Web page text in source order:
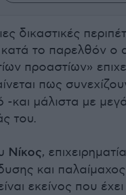
δικαστικές
κατά το παρελθόν
προαστίων»
πως
-και μάλιστα με
του.
Νίκος,
και
εκείνος που